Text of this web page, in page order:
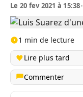
Le 20 fev 2021 à 15:38•
1 min de lecture
Lire plus tard
Commenter